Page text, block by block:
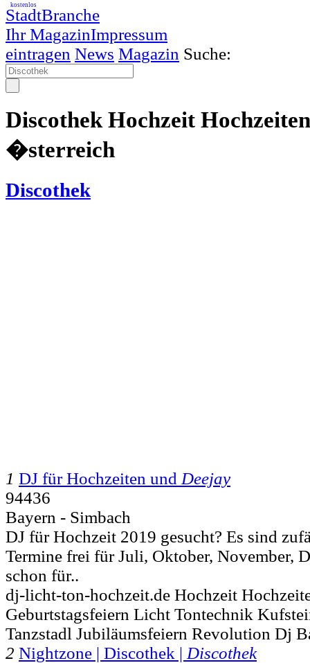
StadtBranche
Ihr MagazinImpressum
kostenlos
eintragen News Magazin Suche:
Discothek Hochzeit
�sterreich
Discothek
1 DJ für Hochzeiten und Deejay
94436
Bayern - Simbach
DJ für Hochzeit 2019 gesucht? Es sind
Termine frei für Juli, Oktober, November,
schon für..
dj-licht-ton-hochzeit.de Hochzeit
Geburtstagsfeiern Licht Tontechnik
Tanzstadl Jubiläumsfeiern Revolution Dj
2 Nightzone | Discothek | Discothek